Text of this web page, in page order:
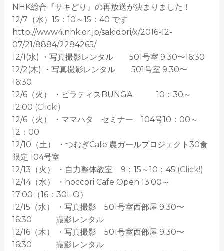
NHK総合『サキどり』の再放送が決まりました！
12/7（水）15：10～15：40 です
http://www4.nhk.or.jp/sakidori/x/2016-12-
07/21/8884/2284265/
12/1(水) ・写真撮影レンタル 501号室 9:30〜16:30
12/2(木) ・写真撮影レンタル 501号室 9:30〜
16:30
12/6（火） ・ピラティスBUNGA 10：30～
12:00 (Click!)
12/6（火） ・ママハタ セミナー 104号10：00～
12：00
12/10（土） ・つむぎCafe 農ガールプロジェクト30食
限定 104号室
12/13（火） ・自力整体教室 9：15～10：45 (Click!)
12/14（水） ・hoccori Cafe Open 13:00～
17:00（16：30L.O）
12/15（水） ・写真撮影 501号室西部屋 9:30〜
16:30 撮影レンタル
12/16（木） ・写真撮影 501号室西部屋 9:30〜
16:30 撮影レンタル